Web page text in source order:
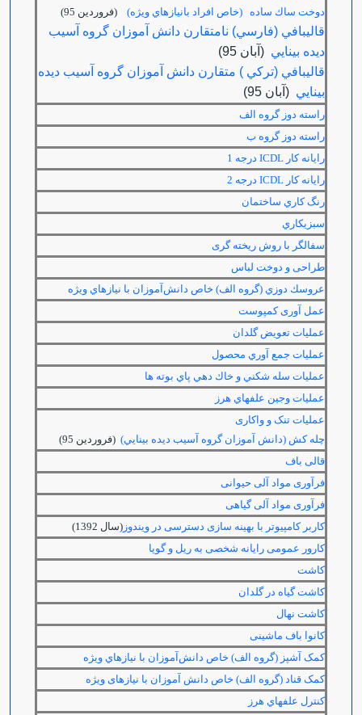
دوخت ساك ساده (خاص افراد بانيازهاي ويژه)
(فروردين 95)
قالیبافي (فارسي) نامتقارن دانش آموزان گروه آسیب
ديده بینايي (آبان 95)
قالیبافي (ترکي ) متقارن دانش آموزان گروه آسیب ديده
بینايي (آبان 95)
راسته دوز گروه الف
راسته دوز گروه ب
رایانه کار ICDL درجه 1
رایانه کار ICDL درجه 2
رنگ كاري ساختمان
سبزيكاري
سفالگر با روش ریخته گری
طراحی و دوخت لباس
عروسك دوزي (گروه الف) خاص دانش‌آموزان با نيازهاي ويژه
عمل آوری کمپوست
عمليات تعويض گلدان
عمليات جمع آوري محصول
عمليات سله شكني و خاك دهي پاي بوته ها
عمليات وجين علفهاي هرز
عملیات تنک و واکاری
چله كش (دانش آموزان گروه آسيب ديده بينايي) (فروردين 95)
قالی باف
فرآوری مواد آلی حیوانی
فرآوری مواد آلی گیاهی
کاربر کامپیوتر با بهینه سازی دسترسی در ویندوز (سال 1392)
کارور عمومی رایانه شخصی به ریل و گویا
کاشت
كاشت گياه در گلدان
كاشت نهال
کانوا باف ماشینی
کمک آشپز (گروه الف) خاص دانش‌آموزان با نيازهاي ويژه
کمک قناد (گروه الف) خاص دانش آموزان با نیازهای ویژه
كنترل علف‏هاي هرز